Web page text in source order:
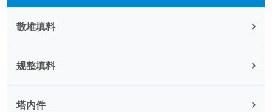
散堆填料
规整填料
塔内件